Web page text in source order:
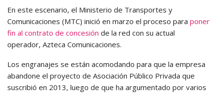
En este escenario, el Ministerio de Transportes y
Comunicaciones (MTC) inició en marzo el proceso para poner
fin al contrato de concesión de la red con su actual
operador, Azteca Comunicaciones.
Los engranajes se están acomodando para que la empresa
abandone el proyecto de Asociación Público Privada que
suscribió en 2013, luego de que ha argumentado por varios